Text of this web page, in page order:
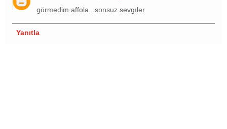
görmedim affola...sonsuz sevgıler
Yanıtla